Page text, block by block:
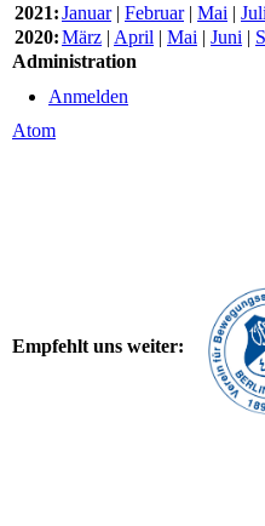
2021:Januar| Februar| Mai | Juli
2020:März | April | Mai | Juni |
Administration
Anmelden
Atom
Empfehlt uns weiter: